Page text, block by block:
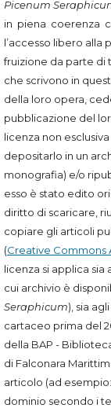
Picenum
in piena coerenza
l’accesso libero alla
fruizione da parte di
che scrivono in
della loro opera,
pubblicazione del
licenza non
depositarlo in un
monografia) e/o
esso è stato edito
diritto di scaricare,
copiare gli articoli
(Creative Commons
licenza si applica sia
cui archivio è
Seraphicum), sia
cartaceo prima del
della BAP -
di Falconara
articolo (ad
dominio secondo i